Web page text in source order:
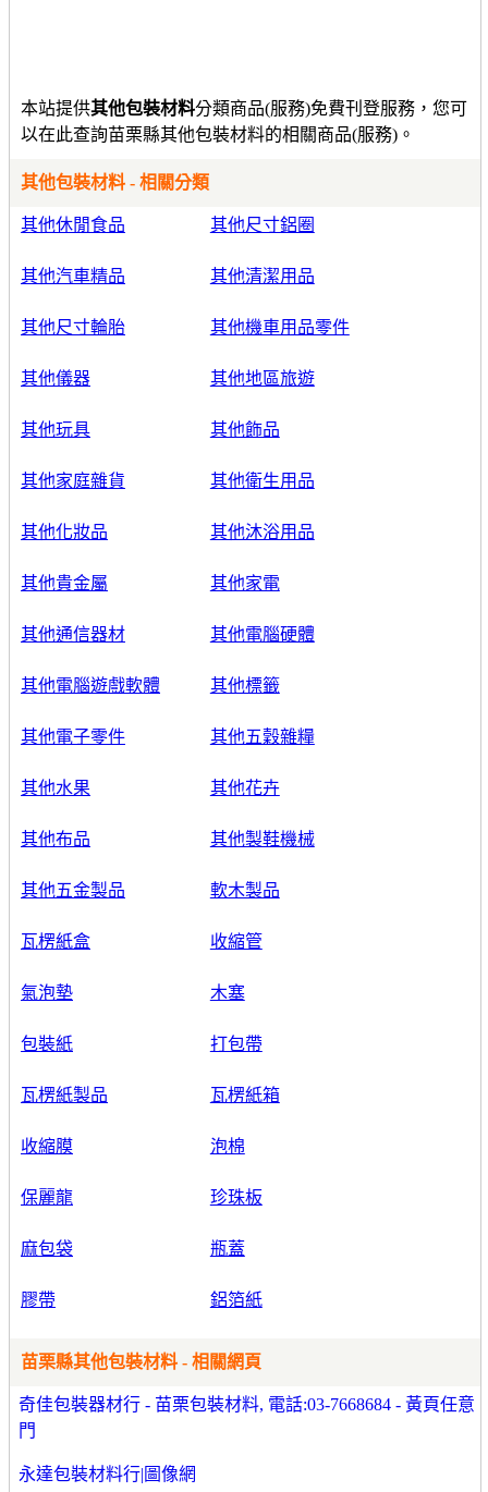
本站提供其他包裝材料分類商品(服務)免費刊登服務，您可
以在此查詢苗栗縣其他包裝材料的相關商品(服務)。
其他包裝材料 - 相關分類
其他休閒食品 其他尺寸鋁圈
其他汽車精品 其他清潔用品
其他尺寸輪胎 其他機車用品零件
其他儀器 其他地區旅遊
其他玩具 其他飾品
其他家庭雜貨 其他衛生用品
其他化妝品 其他沐浴用品
其他貴金屬 其他家電
其他通信器材 其他電腦硬體
其他電腦遊戲軟體 其他標籤
其他電子零件 其他五穀雜糧
其他水果 其他花卉
其他布品 其他製鞋機械
其他五金製品 軟木製品
瓦楞紙盒 收縮管
氣泡墊 木塞
包裝紙 打包帶
瓦楞紙製品 瓦楞紙箱
收縮膜 泡棉
保麗龍 珍珠板
麻包袋 瓶蓋
膠帶 鋁箔紙
苗栗縣其他包裝材料 - 相關網頁
奇佳包裝器材行 - 苗栗包裝材料, 電話:03-7668684 - 黃頁任意
門
永達包裝材料行|圖像網